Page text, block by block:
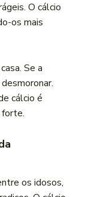
O cálcio
os mais
Se a
cálcio é
os idosos,